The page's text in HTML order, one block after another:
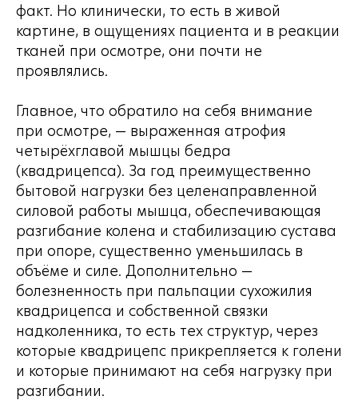
факт. Но клинически, то есть в живой
картине, в ощущениях пациента и в реакции
тканей при осмотре, они почти не
проявлялись.
Главное, что обратило на себя внимание
при осмотре, — выраженная атрофия
четырёхглавой мышцы бедра
(квадрицепса). За год преимущественно
бытовой нагрузки без целенаправленной
силовой работы мышца, обеспечивающая
разгибание колена и стабилизацию сустава
при опоре, существенно уменьшилась в
объёме и силе. Дополнительно —
болезненность при пальпации сухожилия
квадрицепса и собственной связки
надколенника, то есть тех структур, через
которые квадрицепс прикрепляется к голени
и которые принимают на себя нагрузку при
разгибании.